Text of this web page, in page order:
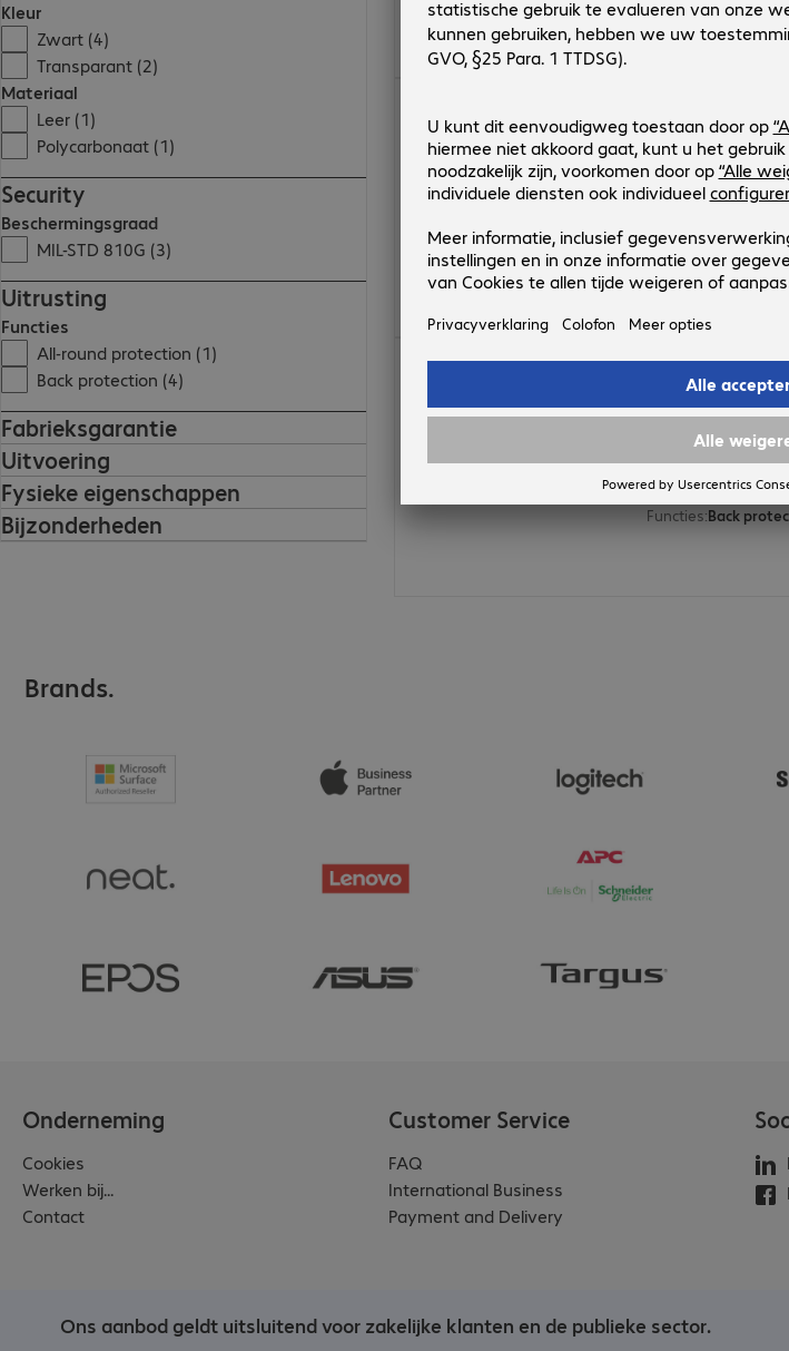
Kleur
Zwart (4)
Transparant (2)
Materiaal
Leer (1)
Polycarbonaat (1)
Security
Beschermingsgraad
MIL-STD 810G (3)
Uitrusting
Functies
All-round protection (1)
Back protection (4)
Fabrieksgarantie
Uitvoering
Fysieke eigenschappen
Bijzonderheden
OtterBox
Productnr.:
4456014
77-
Uitvoering:Europa
Kleur:Zwart
Functies:All-round
OtterBox
Productnr.:
Uitvoering: Europa
Kleur:Zwart
Functies:Back
Brands.
Onderneming
Cookies
Werken bij...
Contact
Customer Service
FAQ
International Business
Payment and Delivery
Ons aanbod geldt uitsluitend voor zakelijke klanten en de publieke sector.